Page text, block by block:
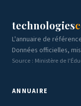
technologies
L'annuaire de
Données officielles,
Source : Ministère de
ANNUAIRE